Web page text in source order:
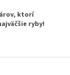
ktorí
ryby!